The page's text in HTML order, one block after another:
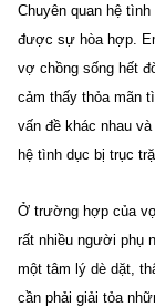
Chuyên quan hệ
được sự hòa hợp.
vợ chồng sống hết
cảm thấy thỏa mãn
vấn đề khác nhau
hệ tình dục bị trục
Ở trường hợp của
rất nhiều người phụ
một tâm lý dè dặt,
cần phải giải tỏa